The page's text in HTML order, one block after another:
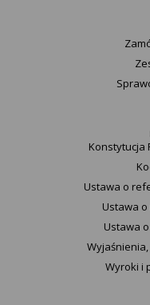
Konstytucja
Ustawa o
Ustawa
Ustawa
Wyroki i